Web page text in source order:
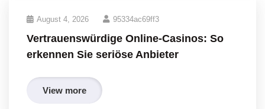
August 4, 2026 95334ac69ff3
Vertrauenswürdige Online-Casinos: So
erkennen Sie seriöse Anbieter
View more